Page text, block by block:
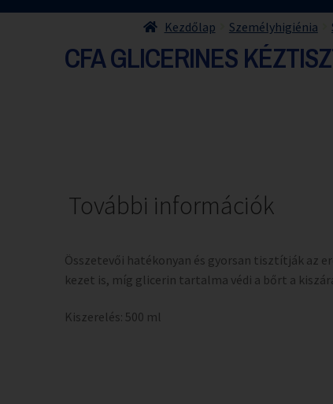
Kezdőlap Személyhigiénia
CFA GLICERINES
További információk
Összetevői hatékonyan és gyorsan tisztítják az
kezet is, míg glicerin tartalma védi a bőrt a
Kiszerelés: 500 ml